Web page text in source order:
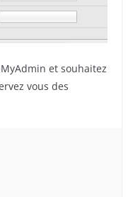
et souhaitez
vous des